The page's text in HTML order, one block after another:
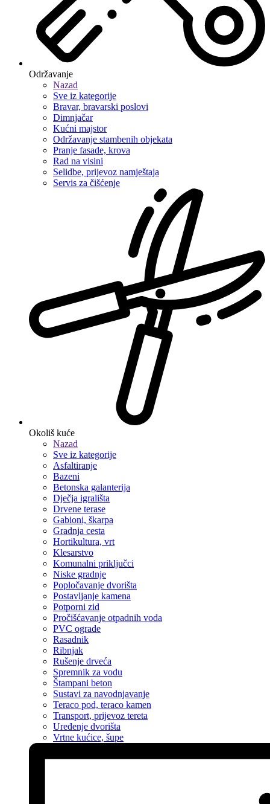
Održavanje
Nazad
Sve iz kategorije
Bravar, bravarski poslovi
Dimnjačar
Kućni majstor
Održavanje stambenih objekata
Pranje fasade, krova
Rad na visini
Selidbe, prijevoz namještaja
Servis za čišćenje
Okoliš kuće
Nazad
Sve iz kategorije
Asfaltiranje
Bazeni
Betonska galanterija
Dječja igrališta
Drvene terase
Gabioni, škarpa
Gradnja cesta
Hortikultura, vrt
Klesarstvo
Komunalni priključci
Niske gradnje
Popločavanje dvorišta
Postavljanje kamena
Potporni zid
Pročišćavanje otpadnih voda
PVC ograde
Rasadnik
Ribnjak
Rušenje drveća
Spremnik za vodu
Štampani beton
Sustavi za navodnjavanje
Teraco pod, teraco kamen
Transport, prijevoz tereta
Uređenje dvorišta
Vrtne kućice, šupe